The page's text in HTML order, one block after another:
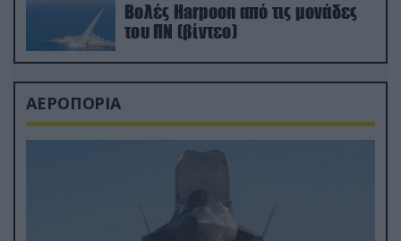
Βολές Harpoon από τις μονάδες
του ΠΝ (βίντεο)
ΑΕΡΟΠΟΡΙΑ